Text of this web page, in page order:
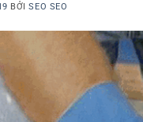
BỞISEO SEO